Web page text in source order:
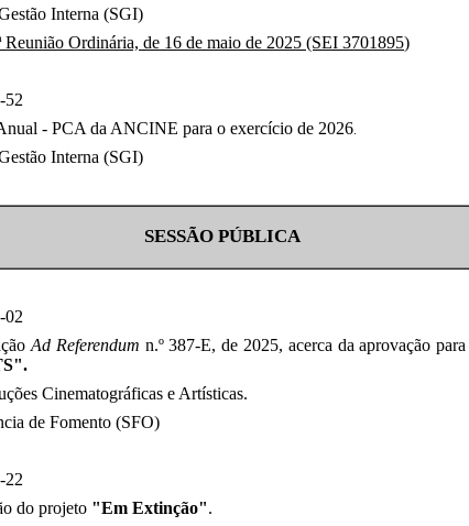
Interna (SGI)
Reunião Ordinária, de 16 de maio de 2025 (SEI 3701895)
52
- PCA da ANCINE para o exercício de 2026
Interna (SGI)
SESSÃO PÚBLICA
02
Ad Referendum n.º 387-E, de 2025, acerca da aprovação
".
Cinematográficas e Artísticas.
de Fomento (SFO)
22
do projeto "Em Extinção".